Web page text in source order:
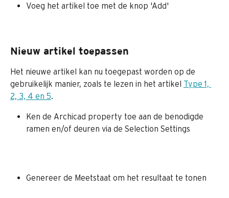
Voeg het artikel toe met de knop 'Add'
Nieuw artikel toepassen
Het nieuwe artikel kan nu toegepast worden op de
gebruikelijk manier, zoals te lezen in het artikel Type 1,
2, 3, 4 en 5.
Ken de Archicad property toe aan de benodigde
ramen en/of deuren via de Selection Settings
Genereer de Meetstaat om het resultaat te tonen